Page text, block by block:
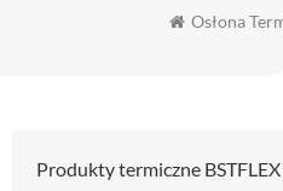
Osłona
Produkty termiczne